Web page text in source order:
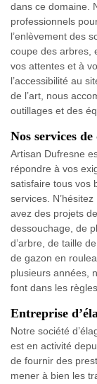
dans ce domaine.
professionnels
l’enlèvement des
coupe des arbres,
vos attentes et à
l’accessibilité au
de l’art, nous
outillages et des
Nos services
Artisan Dufresne
répondre à vos
satisfaire tous vos
services.
avez des projets
dessouchage, de
d’arbre, de taille
de gazon en
plusieurs années,
font dans les
Entreprise
Notre société
est en activité
de fournir des
mener à bien les